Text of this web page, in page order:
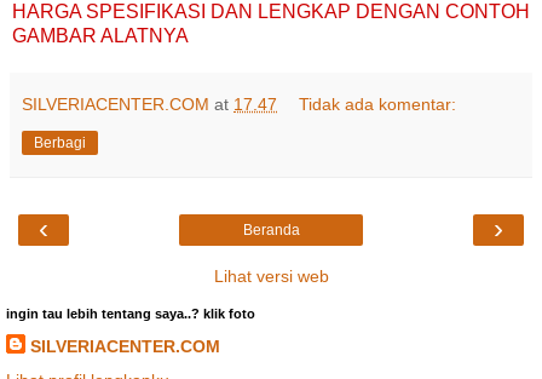
HARGA SPESIFIKASI DAN LENGKAP DENGAN CONTOH
GAMBAR ALATNYA
SILVERIACENTER.COM at 17.47 Tidak ada komentar:
Berbagi
‹ ›
Beranda
Lihat versi web
ingin tau lebih tentang saya..? klik foto
SILVERIACENTER.COM